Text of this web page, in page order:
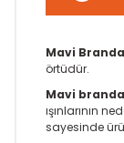
Mavi
örtüdür.
Mavi
ışınlarının
sayesinde